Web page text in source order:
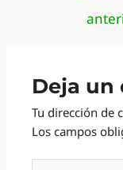
entradas
Deja un
Tu dirección de
Los campos